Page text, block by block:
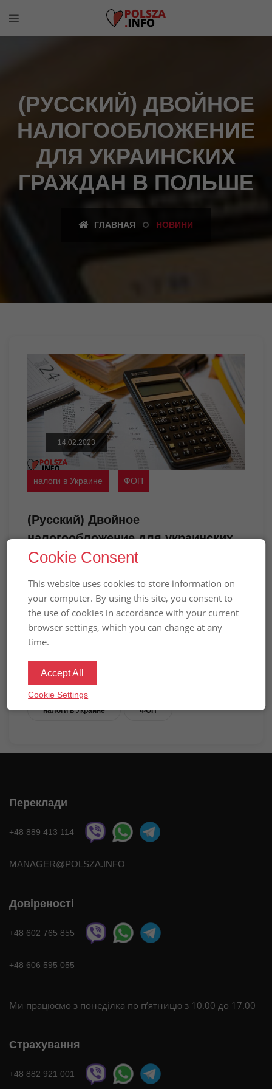
(РУССКИЙ) ДВОЙНОЕ
НАЛОГООБЛОЖЕНИЕ
ДЛЯ УКРАИНСКИХ
ГРАЖДАН В ПОЛЬШЕ
ГЛАВНАЯ НОВИНИ
14.02.2023
налоги в Украине ФОП
(Русский) Двойное
налогообложение для украинских
граждан в Польше
Вибачте цей текст доступний тільки в
“Російська”.
ПРЕДЫДУЩАЯ НОВОСТЬ
налоги в Украине ФОП
Переклади
+48 889 413 114
MANAGER@POLSZA.INFO
Довіреності
+48 602 765 855
+48 606 595 055
Ми працюємо з понеділка по п’ятницю з 10.00 до 17.00
Страхування
+48 882 921 001
Cookie Consent
This website uses cookies to store information on
your computer. By using this site, you consent to
the use of cookies in accordance with your current
browser settings, which you can change at any
time.
Accept All
Cookie Settings